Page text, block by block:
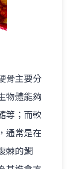
骨主要分
物體能夠
等；而軟
通常是在
棘的鯛